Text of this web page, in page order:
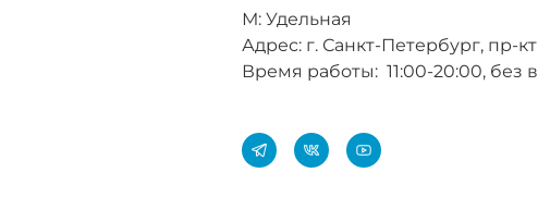
М: Удельная
Адрес: г. Санкт-Петербург, пр-кт
Время работы: 11:00-20:00, без